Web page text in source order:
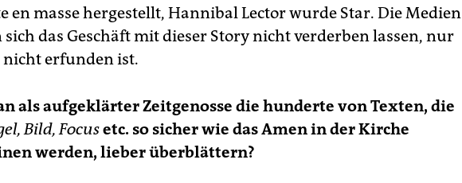
en masse hergestellt, Hannibal Lector wurde Star. Die Medien
sich das Geschäft mit dieser Story nicht verderben lassen, nur
nicht erfunden ist.
als aufgeklärter Zeitgenosse die hunderte von Texten, die
Bild, Focusetc. so sicher wie das Amen in der Kirche
werden, lieber überblättern?